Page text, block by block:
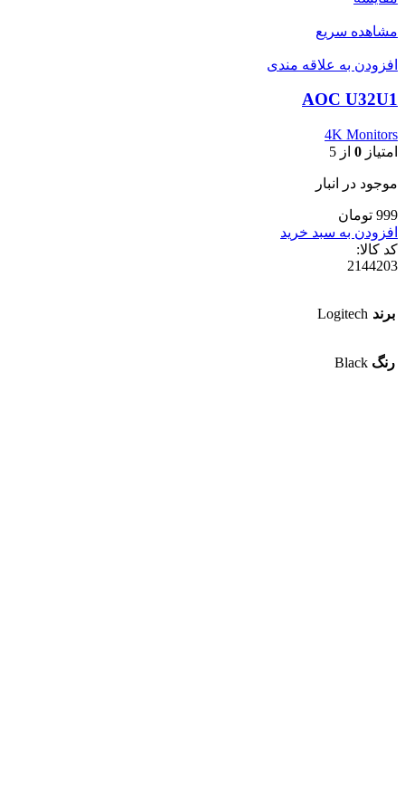
مشاهده سریع
افزودن به علاقه مندی
AOC U32U1
4K Monitors
امتیاز 0 از 5
موجود در انبار
999 تومان
افزودن به سبد خرید
کد کالا:
2144203
برند Logitech
رنگ Black